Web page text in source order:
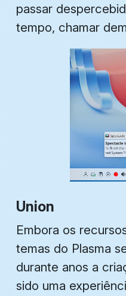
passar
tempo, chamar
Union
Embora os
temas do Plasma
durante anos a
sido uma